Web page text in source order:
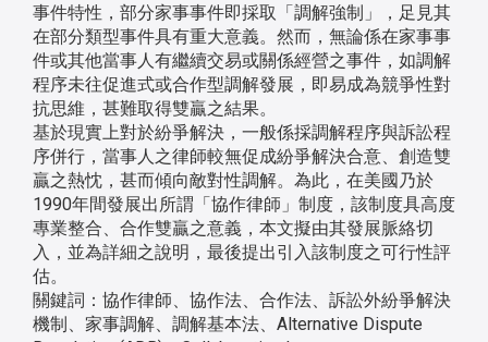
事件特性，部分家事事件即採取「調解強制」，足見其
在部分類型事件具有重大意義。然而，無論係在家事事
件或其他當事人有繼續交易或關係經營之事件，如調解
程序未往促進式或合作型調解發展，即易成為競爭性對
抗思維，甚難取得雙贏之結果。
基於現實上對於紛爭解決，一般係採調解程序與訴訟程
序併行，當事人之律師較無促成紛爭解決合意、創造雙
贏之熱忱，甚而傾向敵對性調解。為此，在美國乃於
1990年間發展出所謂「協作律師」制度，該制度具高度
專業整合、合作雙贏之意義，本文擬由其發展脈絡切
入，並為詳細之說明，最後提出引入該制度之可行性評
估。
關鍵詞：協作律師、協作法、合作法、訴訟外紛爭解決
機制、家事調解、調解基本法、Alternative Dispute